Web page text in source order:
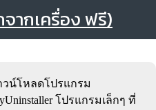
ากเครื่อง ฟรี)
วน์โหลดโปรแกรม
โปรแกรมเล็กๆ ที่